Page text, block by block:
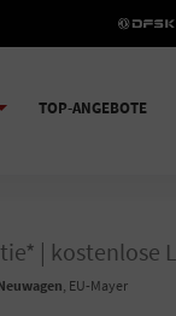
TOP-ANGEBOTE
| kostenlose
, EU-Mayer